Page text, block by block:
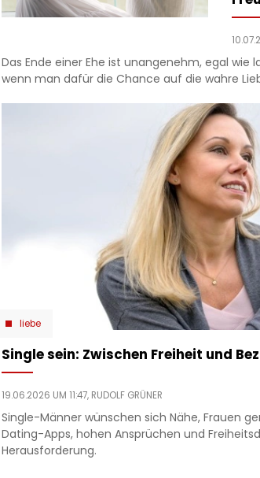
Das Ende einer Ehe ist unangenehm, egal wie
wenn man dafür die Chance auf die wahre
liebe
Single sein: Zwischen Freiheit und
19.06.2026 UM 11:47, RUDOLF GRÜNER
Single-Männer wünschen sich Nähe, Frauen
Dating-Apps, hohen Ansprüchen und
Herausforderung.